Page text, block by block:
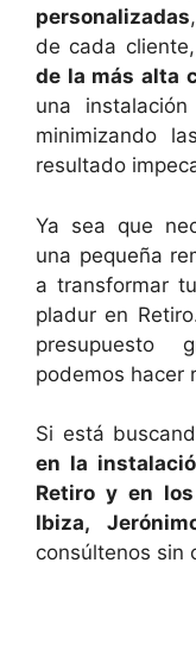
personalizadas
de cada
de la más alta
una
minimizando
resultado
Ya sea que
una pequeña
a transformar
pladur en
presupuesto
podemos hacer
Si está
en la
Retiro y en
Ibiza,
consúltenos sin